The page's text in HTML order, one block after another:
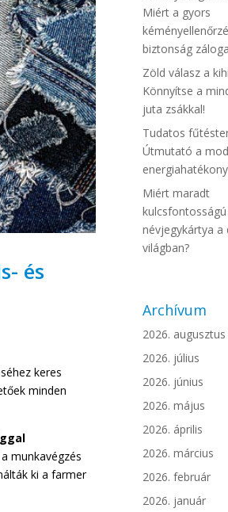
és
keres
minden
munkavégzés
ki a farmer
Miért a gyors
biztonság
Zöld válasz a
Könnyítse a
juta zsákkal!
Tudatos
Útmutató a
Miért maradt
névjegykártya a
világban?
Archívum
2026. augusztus
2026. július
2026. június
2026. május
2026. április
2026. március
2026. február
2026. január